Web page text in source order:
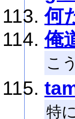
何
俺
こ
特